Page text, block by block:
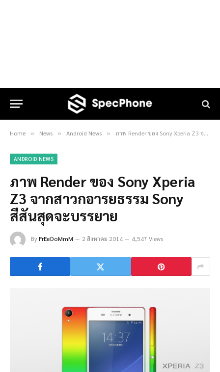
Home » News » Android News » ภาพ Render ของ Sony Xperia Z3 จากสาวกอารยธรรม Sony สีสันสุดจะบรรยาย
ANDROID NEWS
ภาพ Render ของ Sony Xperia
Z3 จากสาวกอารยธรรม Sony
สีสันสุดจะบรรยาย
ByFrEeDoMmM 2 สิงหาคม 2014 4,547 Views